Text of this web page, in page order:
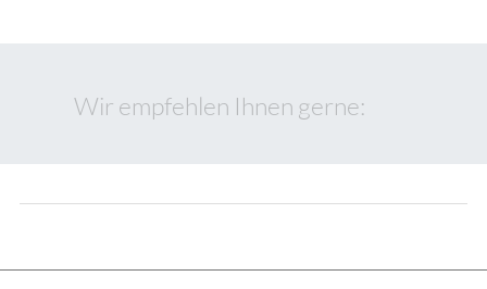
Wir empfehlen Ihnen gerne: